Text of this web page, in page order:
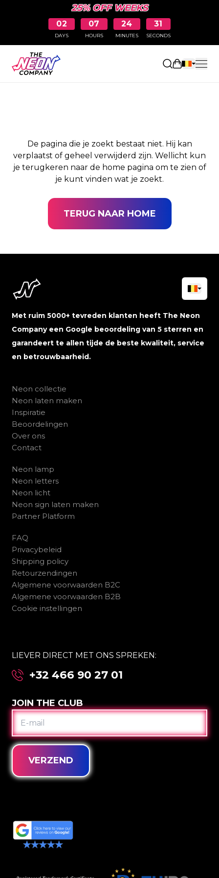
25% OFF WEEKS
02
DAYS
07
HOURS
24
MINUTES
31
SECONDS
PAGINA NIET
De pagina die je zoekt bestaat niet. Hij kan
verplaatst of geheel verwijderd zijn. Wellicht kun
je terugkeren naar de home pagina om te zien of
je kunt vinden wat je zoekt.
TERUG NAAR HOME
Met ruim 5000+ tevreden klanten heeft The Neon
Company een Google beoordeling van 5 sterren en
garandeert te allen tijde de beste kwaliteit, service
en betrouwbaarheid.
Neon collectie
Neon laten maken
Inspiratie
Beoordelingen
Over ons
Contact
Neon lamp
Neon letters
Neon licht
Neon sign laten maken
Partner Platform
FAQ
Privacybeleid
Shipping policy
Retourzendingen
Algemene voorwaarden B2C
Algemene voorwaarden B2B
Cookie instellingen
LIEVER DIRECT MET ONS SPREKEN:
+32 466 90 27 01
JOIN THE CLUB
E-
MAIL
VERZEND